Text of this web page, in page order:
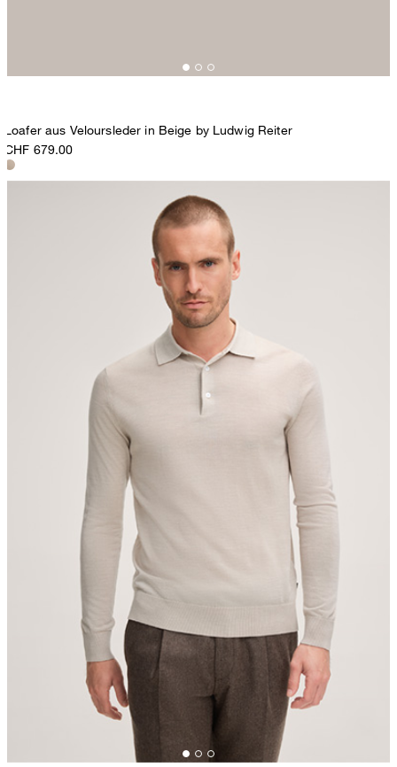
Loafer aus Veloursleder in Beige by Ludwig Reiter
CHF 679.00